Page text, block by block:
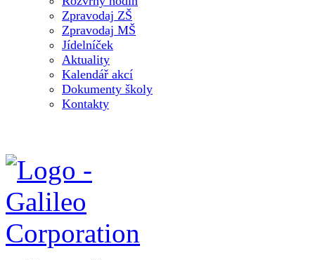
Zpravodaj ZŠ
Zpravodaj MŠ
Jídelníček
Aktuality
Kalendář akcí
Dokumenty školy
Kontakty